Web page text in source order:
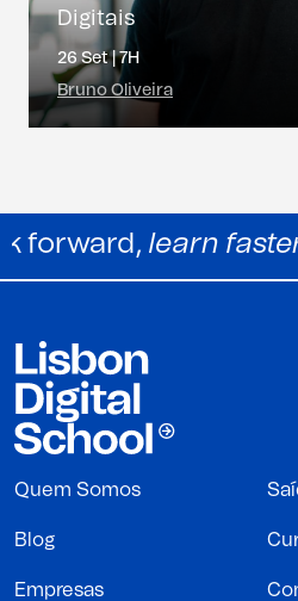
Digitais
26 Set |7H
Bruno Oliveira
Look forward,
Quem Somos
Blog
Empresas